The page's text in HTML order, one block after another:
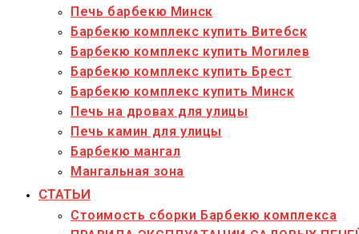
Печь барбекю Минск
Барбекю комплекс купить Витебск
Барбекю комплекс купить Могилев
Барбекю комплекс купить Брест
Барбекю комплекс купить Минск
Печь на дровах для улицы
Печь камин для улицы
Барбекю мангал
Мангальная зона
СТАТЬИ
Стоимость сборки Барбекю комплекса